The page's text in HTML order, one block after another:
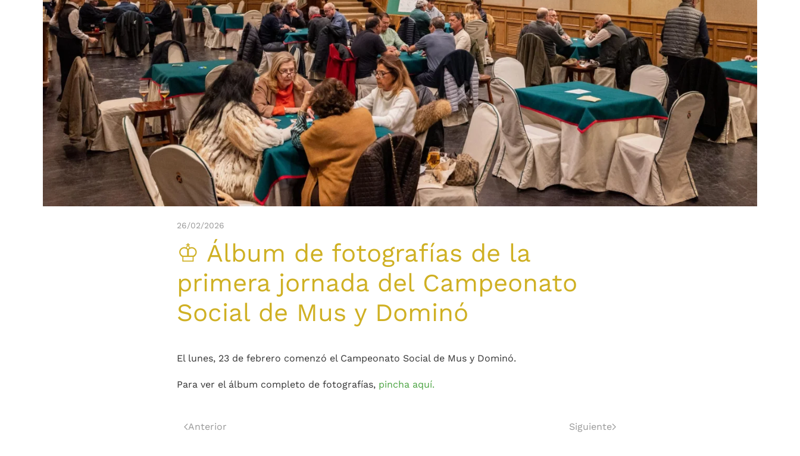
26/02/2026
♔ Álbum de fotografías de la
primera jornada del Campeonato
Social de Mus y Dominó
El lunes, 23 de febrero comenzó el Campeonato Social de Mus y Dominó.
Para ver el álbum completo de fotografías, pincha aquí.
Anterior Siguiente